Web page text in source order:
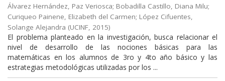
Álvarez Hernández, Paz Veriosca; Bobadilla Castillo, Diana Milu;
Curiqueo Painene, Elizabeth del Carmen; López Cifuentes,
Solange Alejandra (UCINF, 2015)
El problema planteado en la investigación, busca relacionar el
nivel de desarrollo de las nociones básicas para las
matemáticas en los alumnos de 3ro y 4to año básico y las
estrategias metodológicas utilizadas por los ...